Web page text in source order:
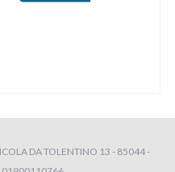
DA TOLENTINO 13 - 85044 -